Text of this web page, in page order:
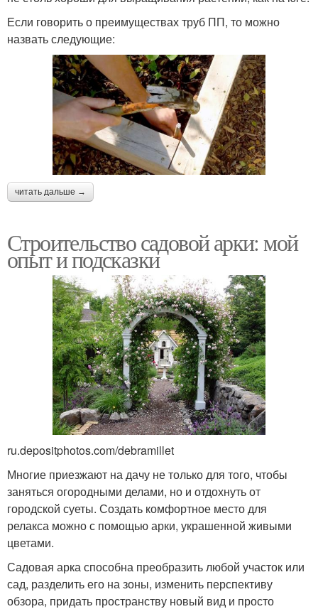
Если говорить о преимуществах труб ПП, то можно
назвать следующие:
читать дальше →
Строительство садовой арки: мой
опыт и подсказки
ru.depositphotos.com/debramillet
Многие приезжают на дачу не только для того, чтобы
заняться огородными делами, но и отдохнуть от
городской суеты. Создать комфортное место для
релакса можно с помощью арки, украшенной живыми
цветами.
Садовая арка способна преобразить любой участок или
сад, разделить его на зоны, изменить перспективу
обзора, придать пространству новый вид и просто